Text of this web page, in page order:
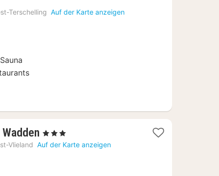
ab
229
Terschelling Auf der Karte anzeigen
2
Nächte
, 3 Sterne
Vlieland Auf der Karte anzeigen